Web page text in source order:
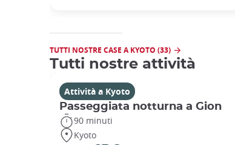
TUTTI NOSTRE CASE A KYOTO (33)
Tutti nostre attività
Attività a Kyoto
Passeggiata notturna a Gion
90 minuti
Kyoto